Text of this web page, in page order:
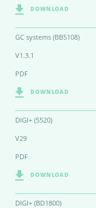
DOWNLOAD
GC systems (BB5108)
V1.3.1
PDF
DOWNLOAD
DIGI+ (5520)
V29
PDF
DOWNLOAD
DIGI+ (BD1800)